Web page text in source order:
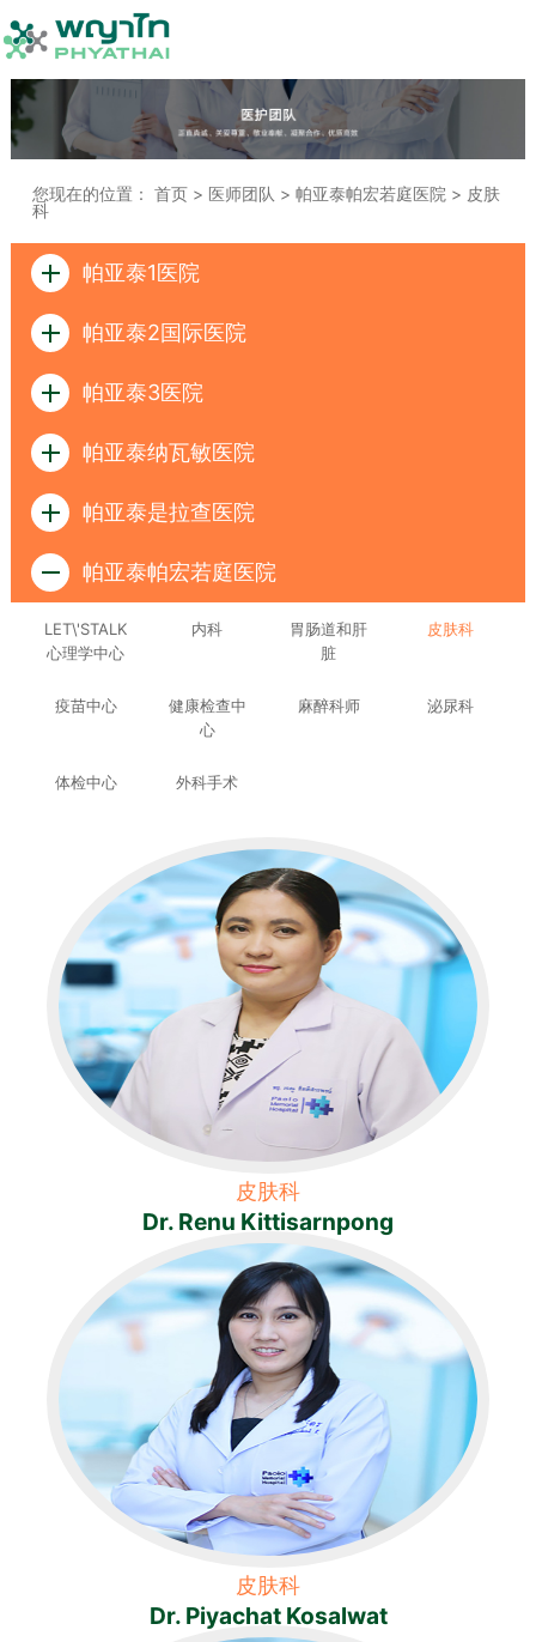
您现在的位置： 首页> 医师团队 > 帕亚泰帕宏若庭医院 > 皮肤
科
帕亚泰1医院
帕亚泰2国际医院
帕亚泰3医院
帕亚泰纳瓦敏医院
帕亚泰是拉查医院
帕亚泰帕宏若庭医院
LET\'STALK
心理学中心
内科
胃肠道和肝
脏
皮肤科
疫苗中心
健康检查中
心
麻醉科师 泌尿科
体检中心 外科手术
皮肤科
Dr. Renu Kittisarnpong
皮肤科
Dr. Piyachat Kosalwat